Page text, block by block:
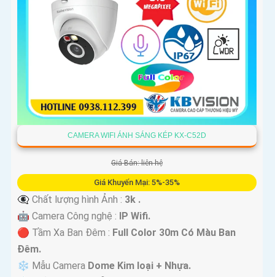
CAMERA WIFI ÁNH SÁNG KÉP KX-C52D
Giá Bán: liên hệ
Giá Khuyến Mại: 5%-35%
👁️‍🗨 Chất lượng hình Ảnh : 3k .
🤖️ Camera Công nghệ : IP Wifi.
🔴 Tầm Xa Ban Đêm : Full Color 30m Có Màu Ban
Ðêm.
❄ Mẫu Camera Dome Kim loại + Nhựa.